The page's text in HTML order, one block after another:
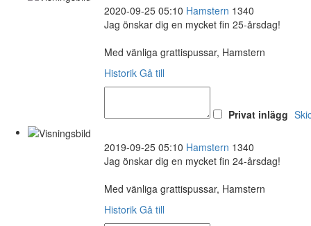
2020-09-25 05:10 Hamstern 1340
Jag önskar dig en mycket fin 25-årsdag!
Med vänliga grattispussar, Hamstern
Historik Gå till
Privat inlägg
2019-09-25 05:10 Hamstern 1340
Jag önskar dig en mycket fin 24-årsdag!
Med vänliga grattispussar, Hamstern
Historik Gå till